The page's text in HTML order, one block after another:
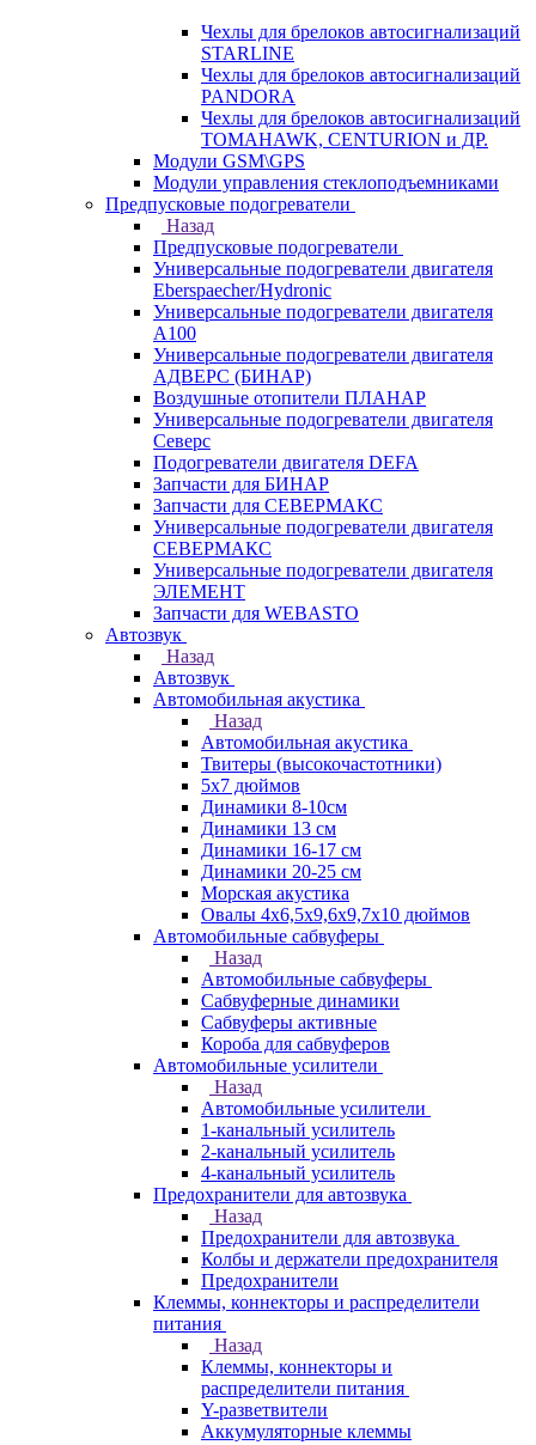
Чехлы для брелоков автосигнализаций
STARLINE
Чехлы для брелоков автосигнализаций
PANDORA
Чехлы для брелоков автосигнализаций
TOMAHAWK, CENTURION и ДР.
Модули GSM\GPS
Модули управления стеклоподъемниками
Предпусковые подогреватели
Назад
Предпусковые подогреватели
Универсальные подогреватели двигателя
Eberspaecher/Hydronic
Универсальные подогреватели двигателя
A100
Универсальные подогреватели двигателя
АДВЕРС (БИНАР)
Воздушные отопители ПЛАНАР
Универсальные подогреватели двигателя
Северс
Подогреватели двигателя DEFA
Запчасти для БИНАР
Запчасти для СЕВЕРМАКС
Универсальные подогреватели двигателя
СЕВЕРМАКС
Универсальные подогреватели двигателя
ЭЛЕМЕНТ
Запчасти для WEBASTO
Автозвук
Назад
Автозвук
Автомобильная акустика
Назад
Автомобильная акустика
Твитеры (высокочастотники)
5x7 дюймов
Динамики 8-10см
Динамики 13 см
Динамики 16-17 см
Динамики 20-25 см
Морская акустика
Овалы 4х6,5х9,6x9,7х10 дюймов
Автомобильные сабвуферы
Назад
Автомобильные сабвуферы
Сабвуферные динамики
Сабвуферы активные
Короба для сабвуферов
Автомобильные усилители
Назад
Автомобильные усилители
1-канальный усилитель
2-канальный усилитель
4-канальный усилитель
Предохранители для автозвука
Назад
Предохранители для автозвука
Колбы и держатели предохранителя
Предохранители
Клеммы, коннекторы и распределители
питания
Назад
Клеммы, коннекторы и
распределители питания
Y-разветвители
Аккумуляторные клеммы